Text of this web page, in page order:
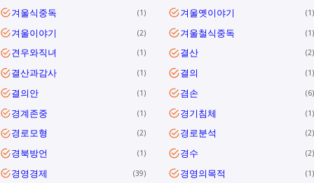
겨울식중독 1 겨울옛이야기 1
겨울이야기 2 겨울철식중독 1
견우와직녀 1 결산 2
결산과감사 1 결의 1
결의안 1 겸손 6
경계존중 1 경기침체 1
경로모형 2 경로분석 2
경북방언 1 경수 2
경영경제 39 경영의목적 1